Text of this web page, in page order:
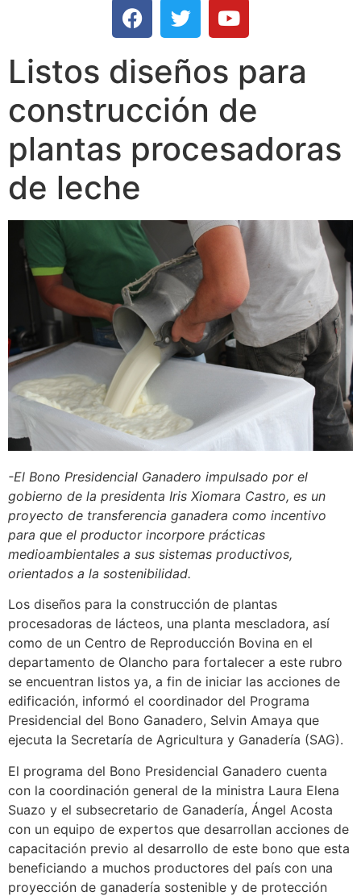
Listos diseños para
construcción de
plantas procesadoras
de leche
-El Bono Presidencial Ganadero impulsado por el
gobierno de la presidenta Iris Xiomara Castro, es un
proyecto de transferencia ganadera como incentivo
para que el productor incorpore prácticas
medioambientales a sus sistemas productivos,
orientados a la sostenibilidad.
Los diseños para la construcción de plantas
procesadoras de lácteos, una planta mescladora, así
como de un Centro de Reproducción Bovina en el
departamento de Olancho para fortalecer a este rubro
se encuentran listos ya, a fin de iniciar las acciones de
edificación, informó el coordinador del Programa
Presidencial del Bono Ganadero, Selvin Amaya que
ejecuta la Secretaría de Agricultura y Ganadería (SAG).
El programa del Bono Presidencial Ganadero cuenta
con la coordinación general de la ministra Laura Elena
Suazo y el subsecretario de Ganadería, Ángel Acosta
con un equipo de expertos que desarrollan acciones de
capacitación previo al desarrollo de este bono que esta
beneficiando a muchos productores del país con una
proyección de ganadería sostenible y de protección